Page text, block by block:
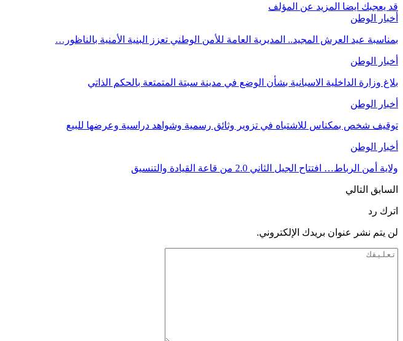
قد يعجبك ايضا المزيد عن المؤلف
أخبار الوطن
بمناسبة عيد العرش المجيد.. المديرية العامة للأمن الوطني تعزز البنية الأمنية بالناظور…
أخبار الوطن
بلاغ وزارة الداخلية الاسبانية بشأن الوضع في مدينة سبتة المتمتعة بالحكم الذاتي
أخبار الوطن
توقيف شخص بمكناس للاشتباه في تزوير وثائق رسمية وشواهد دراسية وعرضها للبيع
أخبار الوطن
ولاية أمن الرباط… افتتاح الجيل الثاني 2.0 من قاعة القيادة والتنسيق
السابق التالي
اترك رد
لن يتم نشر عنوان بريدك الإلكتروني.